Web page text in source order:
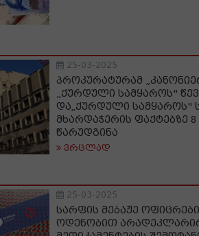
25-03-2025
პროკურატურამ
„ქურდული სამყაროს"
და„ქურდული სამყაროს"
მხარდაჭერის ფაქტებზე
წარუდგინა
ვრცლად
25-03-2025
სარფის მებაჟე
ოდენობით